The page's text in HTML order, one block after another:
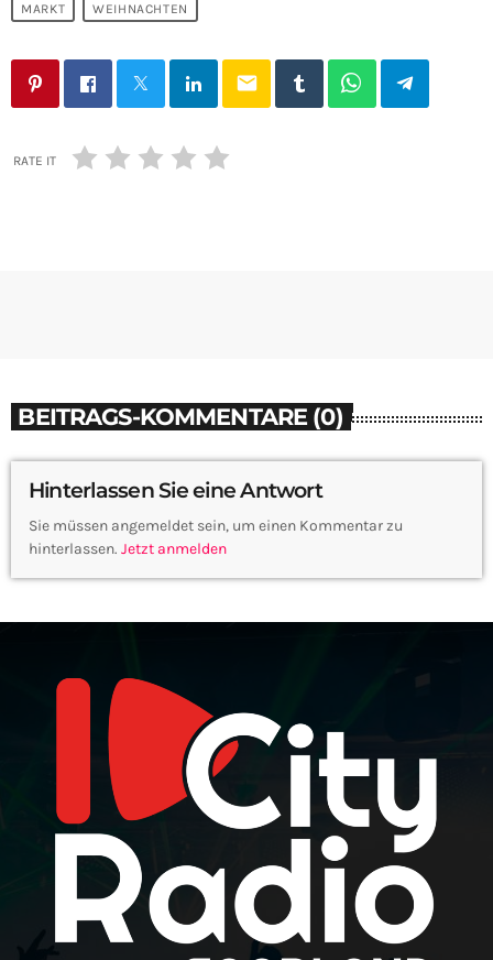
MARKT WEIHNACHTEN
email
RATE IT
BEITRAGS-KOMMENTARE (0)
Hinterlassen Sie eine Antwort
Sie müssen angemeldet sein, um einen Kommentar zu
hinterlassen. Jetzt anmelden